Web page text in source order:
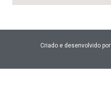
Criado e desenvolvido por